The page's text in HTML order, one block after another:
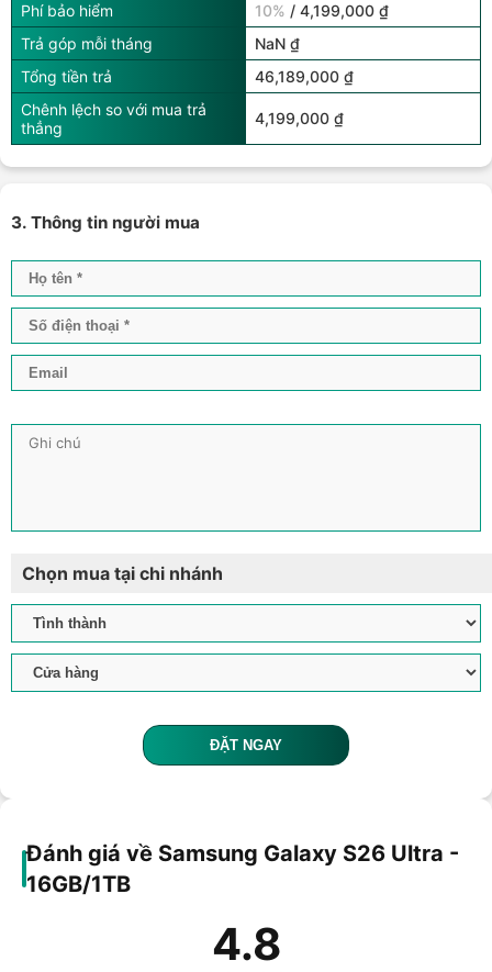
Phí bảo hiểm 10% / 4,199,000 ₫
Trả góp mỗi tháng
NaN ₫
Tổng tiền trả
46,189,000 ₫
Chênh lệch so với mua trả
thẳng
4,199,000 ₫
3. Thông tin người mua
Chọn mua tại chi nhánh
ĐẶT NGAY
Đánh giá về Samsung Galaxy S26 Ultra -
16GB/1TB
4.8